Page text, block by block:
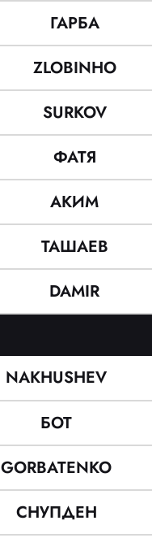
ГАРБА
ZLOBINHO
SURKOV
ФАТЯ
АКИМ
ТАШАЕВ
DAMIR
NAKHUSHEV
БОТ
GORBATENKO
СНУПДЕН